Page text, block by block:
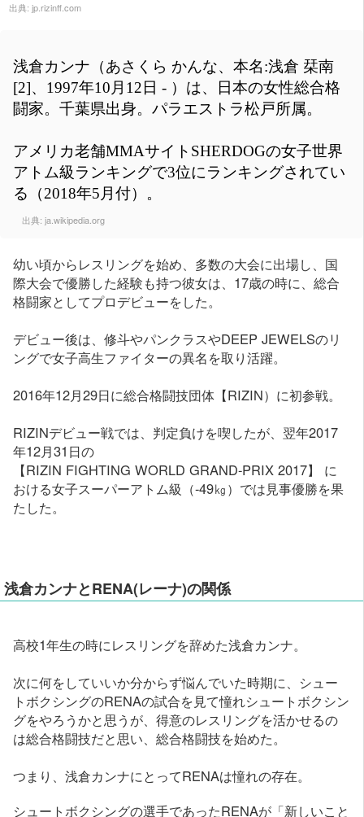
出典: jp.rizinff.com
浅倉カンナ（あさくら かんな、本名:浅倉 栞南
[2]、1997年10月12日 - ）は、日本の女性総合格
闘家。千葉県出身。パラエストラ松戸所属。
アメリカ老舗MMAサイトSHERDOGの女子世界
アトム級ランキングで3位にランキングされてい
る（2018年5月付）。
出典: ja.wikipedia.org
幼い頃からレスリングを始め、多数の大会に出場し、国
際大会で優勝した経験も持つ彼女は、17歳の時に、総合
格闘家としてプロデビューをした。
デビュー後は、修斗やパンクラスやDEEP JEWELSのリ
ングで女子高生ファイターの異名を取り活躍。
2016年12月29日に総合格闘技団体【RIZIN）に初参戦。
RIZINデビュー戦では、判定負けを喫したが、翌年2017
年12月31日の
【RIZIN FIGHTING WORLD GRAND-PRIX 2017】 に
おける女子スーパーアトム級（-49㎏）では見事優勝を果
たした。
浅倉カンナとRENA(レーナ)の関係
高校1年生の時にレスリングを辞めた浅倉カンナ。
次に何をしていいか分からず悩んでいた時期に、シュー
トボクシングのRENAの試合を見て憧れシュートボクシン
グをやろうかと思うが、得意のレスリングを活かせるの
は総合格闘技だと思い、総合格闘技を始めた。
つまり、浅倉カンナにとってRENAは憧れの存在。
シュートボクシングの選手であったRENAが「新しいこと